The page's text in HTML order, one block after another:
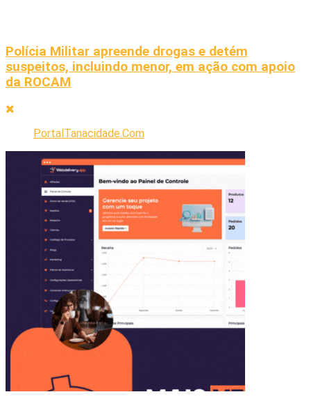
Polícia Militar apreende drogas e detém
suspeitos, incluindo menor, em ação com apoio
da ROCAM
PortalTanacidade.Com